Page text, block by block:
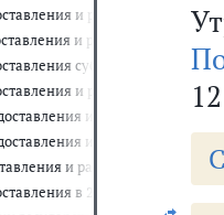
и распределения
и распределения
субсидии бюджету
и распределения
и распределения
и распределения
и распределения
в 2020 и 2021 годах